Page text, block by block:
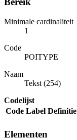
Minimale cardinaliteit
1
Code
POITYPE
Naam
Tekst (254)
Codelijst
Code Label Definitie
Elementen